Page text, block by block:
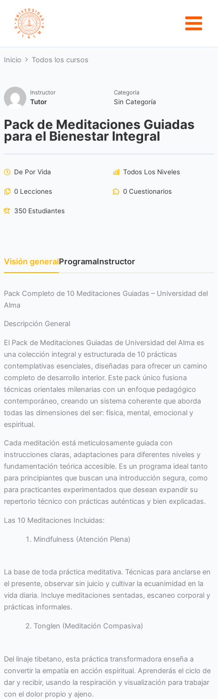
contenido
Inicio Todos los cursos
Instructor
Tutor
Categoría
Sin Categoría
Pack de Meditaciones Guiadas
para el Bienestar Integral
De Por Vida Todos Los Niveles
0 Lecciones 0 Cuestionarios
350 Estudiantes
Visión generalProgramaInstructor
Pack Completo de 10 Meditaciones Guiadas – Universidad del
Alma
Descripción General
El Pack de Meditaciones Guiadas de Universidad del Alma es
una colección integral y estructurada de 10 prácticas
contemplativas esenciales, diseñadas para ofrecer un camino
completo de desarrollo interior. Este pack único fusiona
técnicas orientales milenarias con un enfoque pedagógico
contemporáneo, creando un sistema coherente que aborda
todas las dimensiones del ser: física, mental, emocional y
espiritual.
Cada meditación está meticulosamente guiada con
instrucciones claras, adaptaciones para diferentes niveles y
fundamentación teórica accesible. Es un programa ideal tanto
para principiantes que buscan una introducción segura, como
para practicantes experimentados que desean expandir su
repertorio técnico con prácticas auténticas y bien explicadas.
Las 10 Meditaciones Incluidas:
Mindfulness (Atención Plena)
La base de toda práctica meditativa. Técnicas para anclarse en
el presente, observar sin juicio y cultivar la ecuanimidad en la
vida diaria. Incluye meditaciones sentadas, escaneo corporal y
prácticas informales.
Tonglen (Meditación Compasiva)
Del linaje tibetano, esta práctica transformadora enseña a
convertir la empatía en acción espiritual. Aprenderás el ciclo de
dar y recibir, usando la respiración y visualización para trabajar
con el dolor propio y ajeno.